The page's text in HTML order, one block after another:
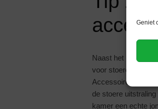
Geniet
Naast het
voor stoere en
Accessoires zoals
de stoere
kamer een echte